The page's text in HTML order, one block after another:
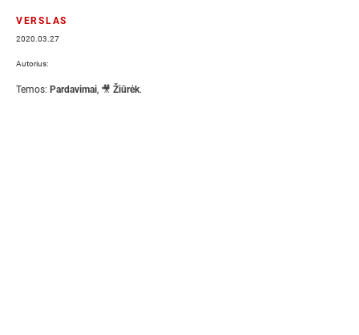
VERSLAS
2020.03.27
Autorius:
Temos: Pardavimai, 🎥 Žiūrėk.